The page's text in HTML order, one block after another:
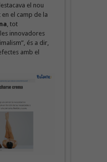
el nou
en el camp de la
, tot
innovadores
és a dir,
amb el